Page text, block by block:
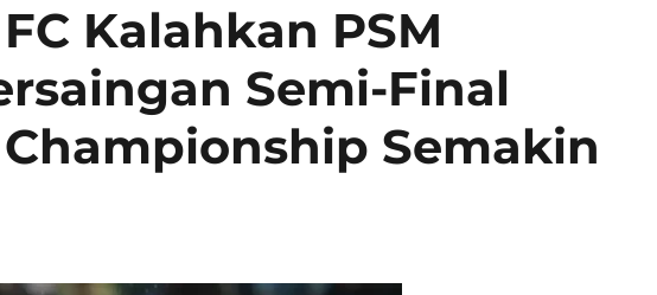
Kalahkan PSM
Semi-Final
Championship Semakin